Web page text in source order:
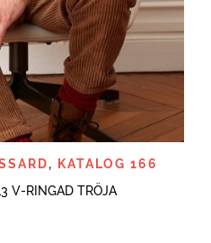
,
KATALOG 166
V-RINGAD TRÖJA